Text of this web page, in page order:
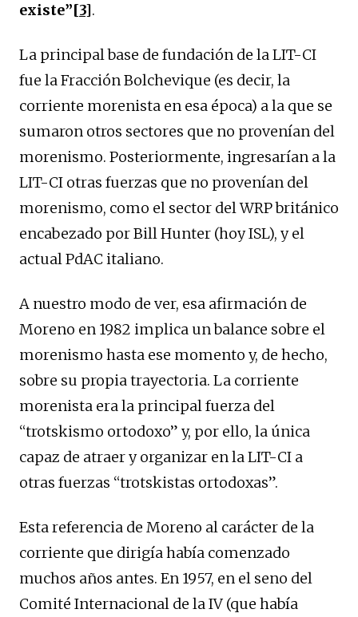
existe”[3].
La principal base de fundación de la LIT-CI
fue la Fracción Bolchevique (es decir, la
corriente morenista en esa época) a la que se
sumaron otros sectores que no provenían del
morenismo. Posteriormente, ingresarían a la
LIT-CI otras fuerzas que no provenían del
morenismo, como el sector del WRP británico
encabezado por Bill Hunter (hoy ISL), y el
actual PdAC italiano.
A nuestro modo de ver, esa afirmación de
Moreno en 1982 implica un balance sobre el
morenismo hasta ese momento y, de hecho,
sobre su propia trayectoria. La corriente
morenista era la principal fuerza del
“trotskismo ortodoxo” y, por ello, la única
capaz de atraer y organizar en la LIT-CI a
otras fuerzas “trotskistas ortodoxas”.
Esta referencia de Moreno al carácter de la
corriente que dirigía había comenzado
muchos años antes. En 1957, en el seno del
Comité Internacional de la IV (que había